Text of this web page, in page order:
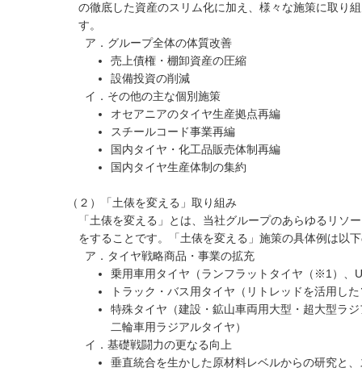
の徹底した資産のスリム化に加え、様々な施策に取り
す。
ア．グループ全体の体質改善
売上債権・棚卸資産の圧縮
設備投資の削減
イ．その他の主な個別施策
オセアニアのタイヤ生産拠点再編
スチールコード事業再編
国内タイヤ・化工品販売体制再編
国内タイヤ生産体制の集約
（２）「土俵を変える」取り組み
「土俵を変える」とは、当社グループのあらゆるリソ
をすることです。「土俵を変える」施策の具体例は以
ア．タイヤ戦略商品・事業の拡充
乗用車用タイヤ（ランフラットタイヤ（※1）、
トラック・バス用タイヤ（リトレッドを活用し
特殊タイヤ（建設・鉱山車両用大型・超大型ラ
二輪車用ラジアルタイヤ）
イ．基礎戦闘力の更なる向上
垂直統合を生かした原材料レベルからの研究と